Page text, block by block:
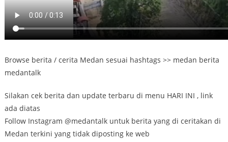
Browse berita / cerita Medan sesuai hashtags >> medan berita
medantalk
Silakan cek berita dan update terbaru di menu HARI INI , link
ada diatas
Follow Instagram @medantalk untuk berita yang di ceritakan di
Medan terkini yang tidak diposting ke web